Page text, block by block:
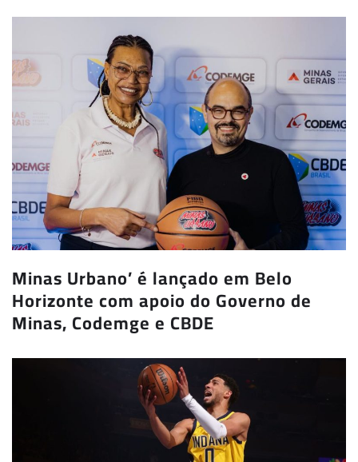
Minas Urbano’ é lançado em Belo
Horizonte com apoio do Governo de
Minas, Codemge e CBDE